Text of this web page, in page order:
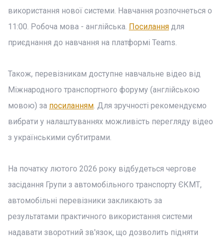
використання нової системи. Навчання розпочнеться о
11:00. Робоча мова - англійська. Посилання для
приєднання до навчання на платформі Teams.
Також, перевізникам доступне навчальне відео від
Міжнародного транспортного форуму (англійською
мовою) за посиланням. Для зручності рекомендуємо
вибрати у налаштуваннях можливість перегляду відео
з українськими субтитрами.
На початку лютого 2026 року відбудеться чергове
засідання Групи з автомобільного транспорту ЄКМТ,
автомобільні перевізники закликають за
результатами практичного використання системи
надавати зворотний зв'язок, що дозволить підняти